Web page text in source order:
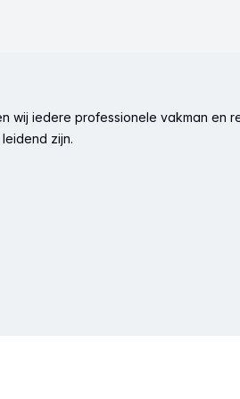
wij iedere professionele vakman en
zijn.